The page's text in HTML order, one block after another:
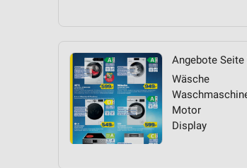
Angebote Seite
Wäsche
Motor
Display